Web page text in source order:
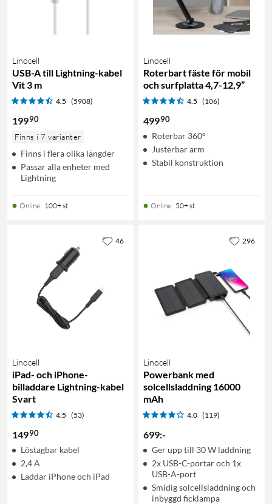
Linocell
USB-A till Lightning-kabel
Vit 3 m
4.5 (5908)
19990
Finns i 7 varianter
Finns i flera olika längder
Passar alla enheter med
Lightning
Online: 100+ st
Linocell
Roterbart fäste för mobil
och surfplatta 4,7-12,9”
4.5 (106)
49990
Roterbar 360°
Justerbar arm
Stabil konstruktion
Online: 50+ st
Linocell
iPad- och iPhone-
billaddare Lightning-kabel
Svart
4.5 (53)
14990
Löstagbar kabel
2,4 A
Laddar iPhone och iPad
46
Linocell
Powerbank med
solcellsladdning 16000
mAh
4.0 (119)
699:-
Ger upp till 30 W laddning
2x USB-C-portar och 1x
USB-A-port
Smidig solcellsladdning och
inbyggd ficklampa
296